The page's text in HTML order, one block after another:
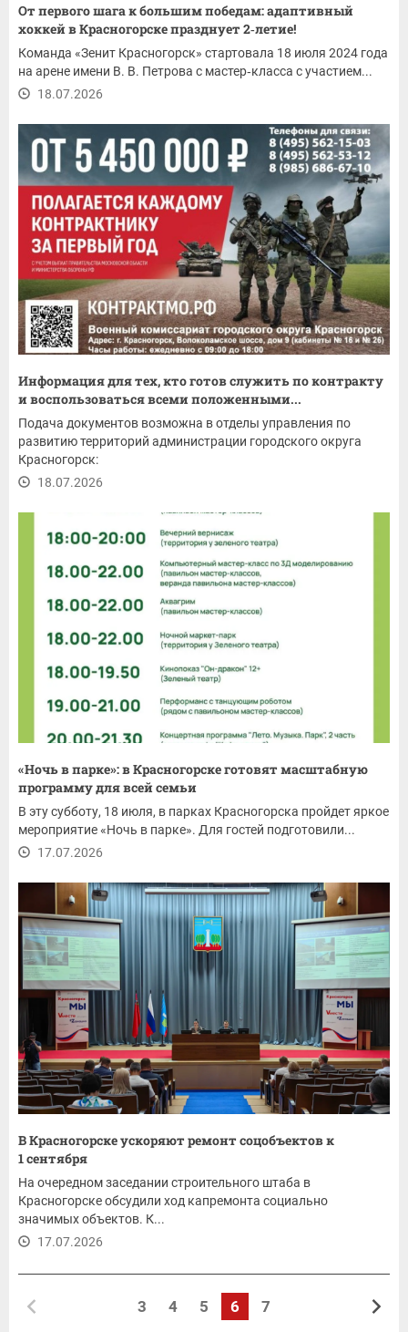
От первого шага к большим победам: адаптивный
хоккей в Красногорске празднует 2‑летие!
Команда «Зенит Красногорск» стартовала 18 июля 2024 года
на арене имени В. В. Петрова с мастер‑класса с участием...
18.07.2026
Информация для тех, кто готов служить по контракту
и воспользоваться всеми положенными...
Подача документов возможна в отделы управления по
развитию территорий администрации городского округа
Красногорск:
18.07.2026
«Ночь в парке»: в Красногорске готовят масштабную
программу для всей семьи
В эту субботу, 18 июля, в парках Красногорска пройдет яркое
мероприятие «Ночь в парке». Для гостей подготовили...
17.07.2026
В Красногорске ускоряют ремонт соцобъектов к
1 сентября
На очередном заседании строительного штаба в
Красногорске обсудили ход капремонта социально
значимых объектов. К...
17.07.2026
3 4 5 6 7